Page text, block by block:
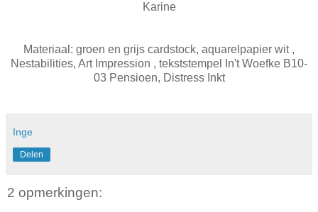
Karine
Materiaal: groen en grijs cardstock, aquarelpapier wit ,
Nestabilities, Art Impression , tekststempel In't Woefke B10-
03 Pensioen, Distress Inkt
Inge
Delen
2 opmerkingen: